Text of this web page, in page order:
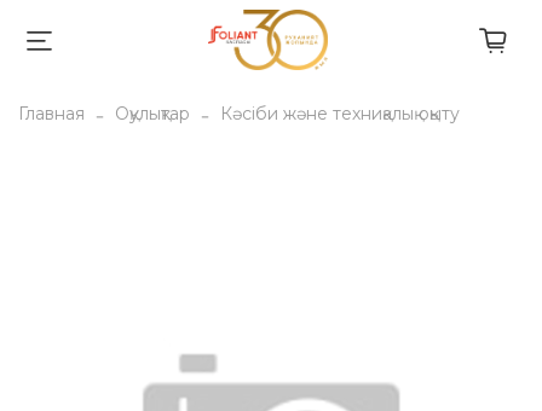
Главная Оқулықтар Кәсіби және техниқалық оқыту